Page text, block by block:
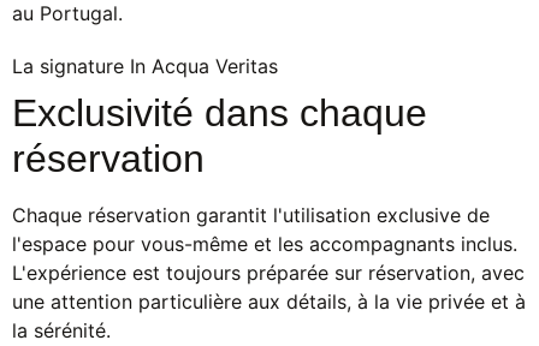
au Portugal.
La signature In Acqua Veritas
Exclusivité dans chaque
réservation
Chaque réservation garantit l'utilisation exclusive de
l'espace pour vous-même et les accompagnants inclus.
L'expérience est toujours préparée sur réservation, avec
une attention particulière aux détails, à la vie privée et à
la sérénité.